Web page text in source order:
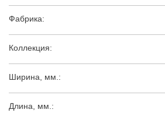
Фабрика:
Коллекция:
Ширина, мм.:
Длина, мм.: